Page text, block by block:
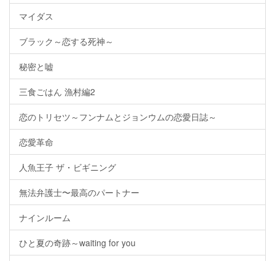
マイダス
ブラック～恋する死神～
秘密と嘘
三食ごはん 漁村編2
恋のトリセツ～フンナムとジョンウムの恋愛日誌～
恋愛革命
人魚王子 ザ・ビギニング
無法弁護士〜最高のパートナー
ナインルーム
ひと夏の奇跡～waiting for you